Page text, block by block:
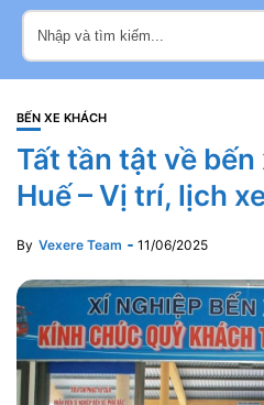
BẾN XE KHÁCH
Tất tần tật về bến
Huế – Vị trí, lịch
By Vexere Team 11/06/2025